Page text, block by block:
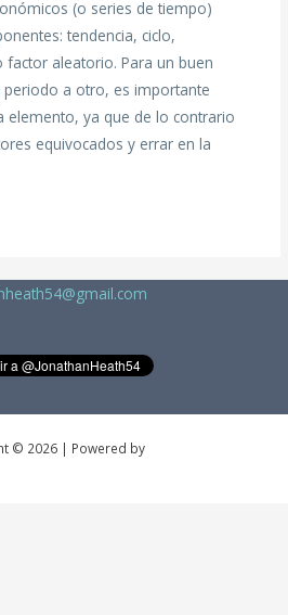
(o series de tiempo)
tendencia, ciclo,
aleatorio. Para un buen
periodo a otro, es importante
elemento, ya que de lo contrario
equivocados y errar en la
© 2026 | Powered by